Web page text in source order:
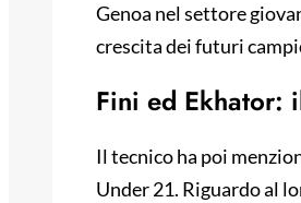
Genoa nel settore
crescita dei futuri
Fini ed Ekhator:
Il tecnico ha poi
Under 21. Riguardo al